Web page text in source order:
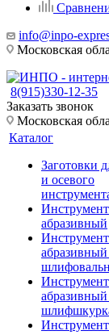
info@inpo-
Московская
8(915)330-12-35
Заказать звонок
Московская
Каталог
Заготовки
и осевого
Инструмент
абразивный
Инструмент
Инструмент